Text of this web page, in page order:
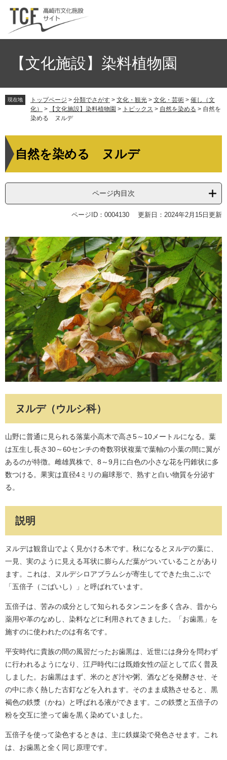
て
【文化施設】染料植物園
現在地 トップページ > 分類でさがす > 文化・観光 > 文化・芸術 > 催し（文
化）
> 【文化施設】染料植物園 > トピックス > 自然を染める > 自然を
染める ヌルデ
本
文 自然を染める ヌルデ
ページ内目次
ページID：0004130 更新日：2024年2月15日更新
ヌルデ（ウルシ科）
山野に普通に見られる落葉小高木で高さ5～10メートルになる。葉
は互生し長さ30～60センチの奇数羽状複葉で葉軸の小葉の間に翼が
あるのが特徴。雌雄異株で、8～9月に白色の小さな花を円錐状に多
数つける。果実は直径4ミリの扁球形で、熟すと白い物質を分泌す
る。
説明
ヌルデは観音山でよく見かける木です。秋になるとヌルデの葉に、
一見、実のように見える耳状に膨らんだ葉がついていることがあり
ます。これは、ヌルデシロアブラムシが寄生してできた虫こぶで
「五倍子（ごばいし）」と呼ばれています。
五倍子は、苦みの成分として知られるタンニンを多く含み、昔から
薬用や革のなめし、染料などに利用されてきました。「お歯黒」を
施すのに使われたのは有名です。
平安時代に貴族の間の風習だったお歯黒は、近世には身分を問わず
に行われるようになり、江戸時代には既婚女性の証として広く普及
しました。お歯黒はまず、米のとぎ汁や粥、酒などを発酵させ、そ
の中に赤く熱した古釘などを入れます。そのまま成熟させると、黒
褐色の鉄漿（かね）と呼ばれる液ができます。この鉄漿と五倍子の
粉を交互に塗って歯を黒く染めていました。
五倍子を使って染色するときは、主に鉄媒染で発色させます。これ
は、お歯黒と全く同じ原理です。